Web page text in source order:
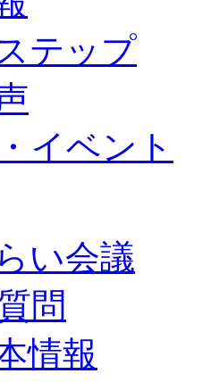
テップ
イベント
い会議
問
情報